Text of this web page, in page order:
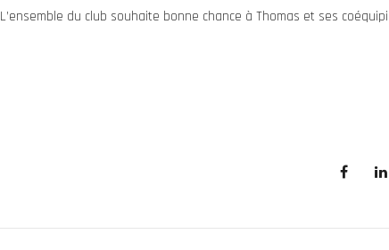
L’ensemble du club souhaite bonne chance à Thomas et ses